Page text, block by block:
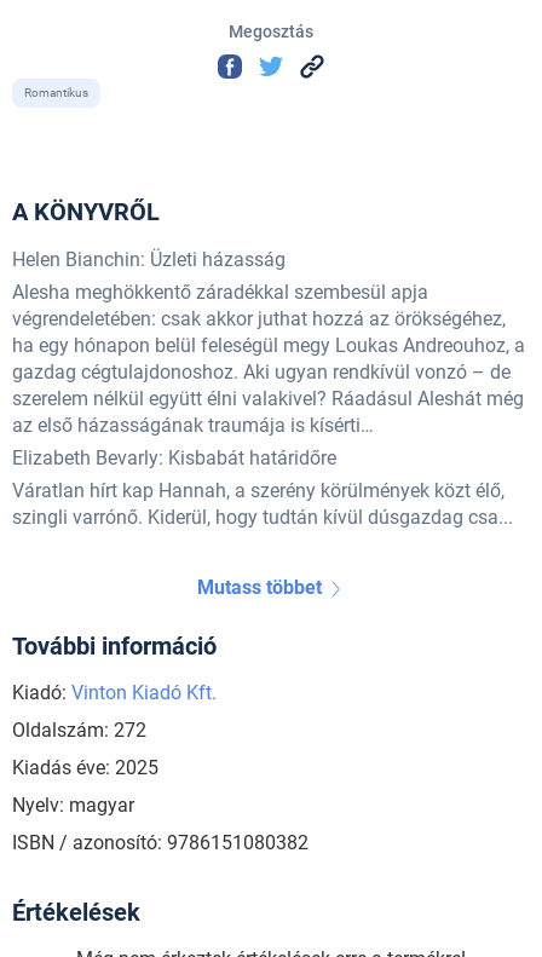
Megosztás
Romantikus
A KÖNYVRŐL
Helen Bianchin: Üzleti házasság
Alesha meghökkentő záradékkal szembesül apja
végrendeletében: csak akkor juthat hozzá az örökségéhez,
ha egy hónapon belül feleségül megy Loukas Andreouhoz, a
gazdag cégtulajdonoshoz. Aki ugyan rendkívül vonzó – de
szerelem nélkül együtt élni valakivel? Ráadásul Aleshát még
az első házasságának traumája is kísérti…
Elizabeth Bevarly: Kisbabát határidőre
Váratlan hírt kap Hannah, a szerény körülmények közt élő,
szingli varrónő. Kiderül, hogy tudtán kívül dúsgazdag csa...
Mutass többet
További információ
Kiadó: Vinton Kiadó Kft.
Oldalszám: 272
Kiadás éve: 2025
Nyelv: magyar
ISBN / azonosító: 9786151080382
Értékelések